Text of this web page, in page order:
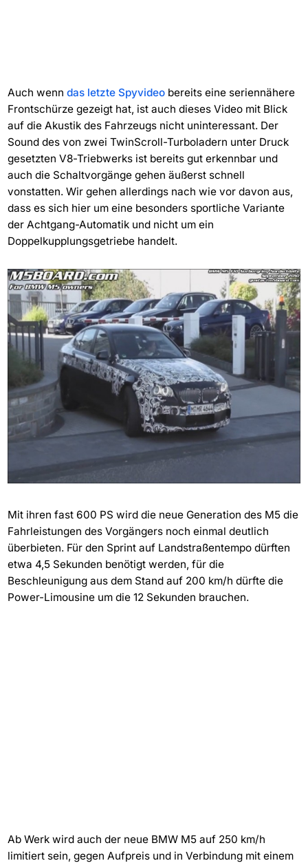
Auch wenn das letzte Spyvideobereits eine seriennähere
Frontschürze gezeigt hat, ist auch dieses Video mit Blick
auf die Akustik des Fahrzeugs nicht uninteressant. Der
Sound des von zwei TwinScroll-Turboladern unter Druck
gesetzten V8-Triebwerks ist bereits gut erkennbar und
auch die Schaltvorgänge gehen äußerst schnell
vonstatten. Wir gehen allerdings nach wie vor davon aus,
dass es sich hier um eine besonders sportliche Variante
der Achtgang-Automatik und nicht um ein
Doppelkupplungsgetriebe handelt.
Mit ihren fast 600 PS wird die neue Generation des M5 die
Fahrleistungen des Vorgängers noch einmal deutlich
überbieten. Für den Sprint auf Landstraßentempo dürften
etwa 4,5 Sekunden benötigt werden, für die
Beschleunigung aus dem Stand auf 200 km/h dürfte die
Power-Limousine um die 12 Sekunden brauchen.
Ab Werk wird auch der neue BMW M5 auf 250 km/h
limitiert sein, gegen Aufpreis und in Verbindung mit einem